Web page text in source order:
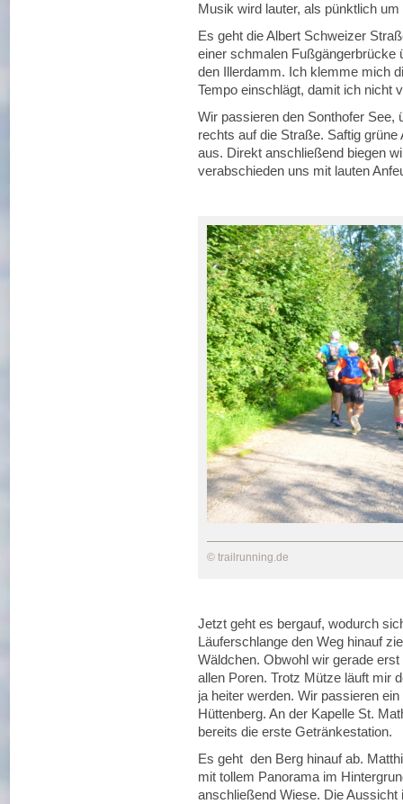
Musik wird lauter, als pünktlich
Es geht die Albert Schweizer
einer schmalen Fußgängerbrücke
den Illerdamm. Ich klemme mich
Tempo einschlägt, damit ich nicht
Wir passieren den Sonthofer See,
rechts auf die Straße. Saftig
aus. Direkt anschließend biegen
verabschieden uns mit lauten
© trailrunning.de
Jetzt geht es bergauf, wodurch
Läuferschlange den Weg hinauf
Wäldchen. Obwohl wir gerade
allen Poren. Trotz Mütze läuft mir
ja heiter werden. Wir passieren
Hüttenberg. An der Kapelle St.
bereits die erste Getränkestation.
Es geht den Berg hinauf ab.
mit tollem Panorama im
anschließend Wiese. Die